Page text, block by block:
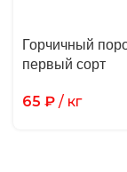
Горчичный
первый сорт
65 ₽ / кг